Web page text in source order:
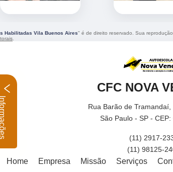
Habilitadas Vila Buenos Aires" é de direito reservado. Sua
CFC NOVA
Rua Barão de Tramandaí,
São Paulo - SP -
(11) 2917-
(11) 98125-
Home Empresa Missão Serviços